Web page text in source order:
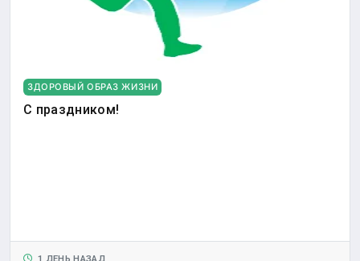
ЗДОРОВЫЙ ОБРАЗ ЖИЗНИ
С праздником!
1 ДЕНЬ НАЗАД